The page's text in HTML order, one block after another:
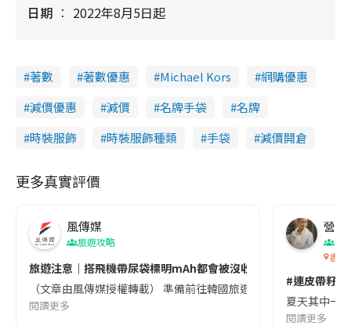
日期 2022年8月5日起
著數 著數優惠 Michael Kors
網購優惠
減價優惠
減價 名牌手袋
名牌
時裝服飾
時裝服飾種類 手袋 減價開倉
更多真實評價
風傳媒
旅遊攻略
旅遊注意｜搭飛機帶尿袋標明mAh都會被沒收😱出發前切記檢查
（文章由風傳媒授權轉載） 準備前往韓國旅遊的民眾，近期要
閱讀更多
營養
香港
#連皮帶籽
夏天其中一
閱讀更多